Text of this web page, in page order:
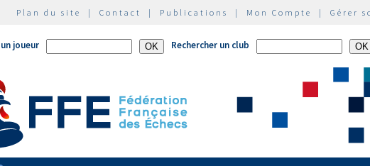
Plan du site | Contact | Publications | Mon Compte | Gérer
joueur Rechercher un club